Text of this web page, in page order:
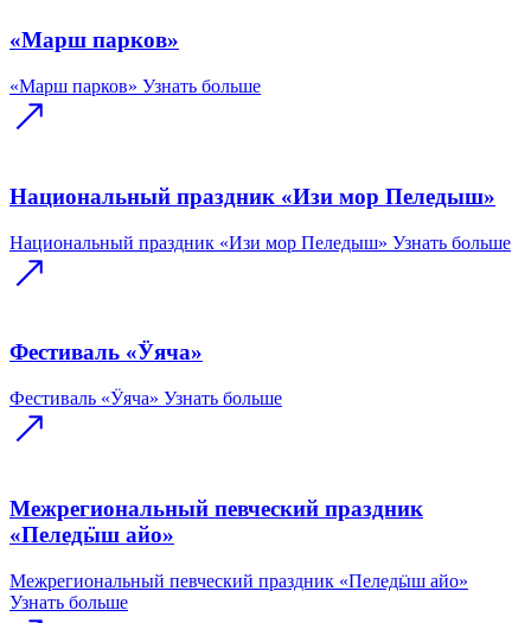
«Марш парков»
«Марш парков» Узнать больше
Национальный праздник «Изи мор Пеледыш»
Национальный праздник «Изи мор Пеледыш» Узнать больше
Фестиваль «Ӱяча»
Фестиваль «Ӱяча» Узнать больше
Межрегиональный певческий праздник
«Пеледӹш айо»
Межрегиональный певческий праздник «Пеледӹш айо»
Узнать больше